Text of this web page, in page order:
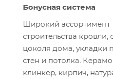
Бонусная система
Широкий ассортимент
строительства
цоколя дома, укладки
стен и потолка.
клинкер, кирпич,